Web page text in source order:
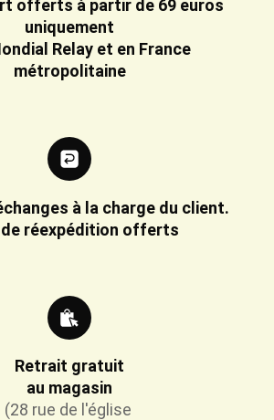
offerts à partir de 69 euros
uniquement
Relay et en France
métropolitaine
à la charge du client.
de réexpédition offerts
Retrait gratuit
au magasin
(28 rue de l'église